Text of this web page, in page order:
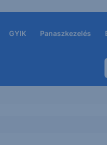
GYIK Panaszkezelés